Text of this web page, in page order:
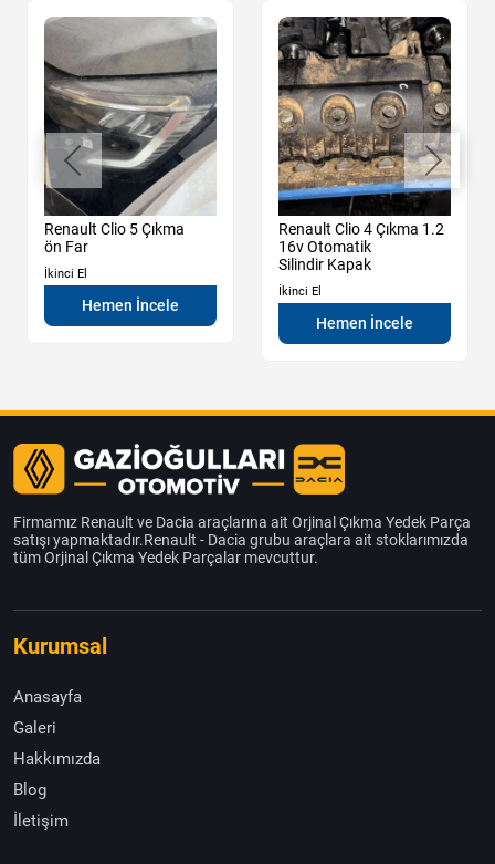
Renault Clio 5 Çıkma
ön Far
İkinci El
Hemen İncele
Renault Clio 4 Çıkma 1.2
16v Otomatik
Silindir Kapak
İkinci El
Hemen İncele
Firmamız Renault ve Dacia araçlarına ait Orjinal Çıkma Yedek Parça
satışı yapmaktadır.Renault - Dacia grubu araçlara ait stoklarımızda
tüm Orjinal Çıkma Yedek Parçalar mevcuttur.
Kurumsal
Anasayfa
Galeri
Hakkımızda
Blog
İletişim